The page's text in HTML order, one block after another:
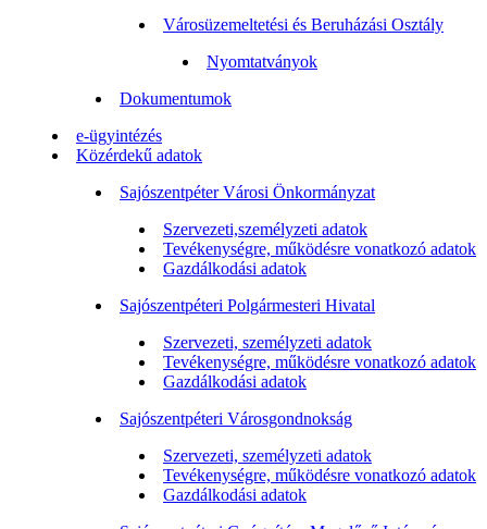
Városüzemeltetési és Beruházási Osztály
Nyomtatványok
Dokumentumok
e-ügyintézés
Közérdekű adatok
Sajószentpéter Városi Önkormányzat
Szervezeti,személyzeti adatok
Tevékenységre, működésre vonatkozó adatok
Gazdálkodási adatok
Sajószentpéteri Polgármesteri Hivatal
Szervezeti, személyzeti adatok
Tevékenységre, működésre vonatkozó adatok
Gazdálkodási adatok
Sajószentpéteri Városgondnokság
Szervezeti, személyzeti adatok
Tevékenységre, működésre vonatkozó adatok
Gazdálkodási adatok